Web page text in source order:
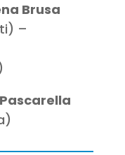
Brusa
–